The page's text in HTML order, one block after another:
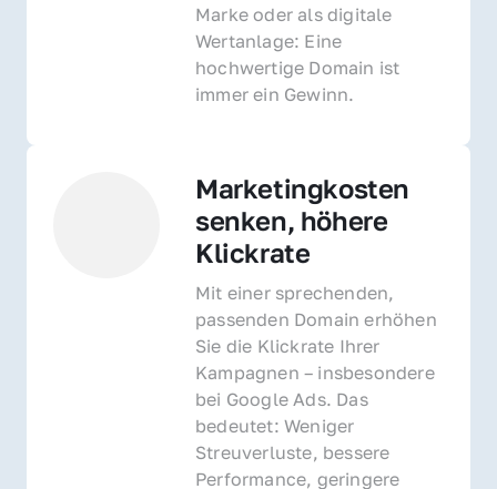
Marke oder als digitale
Wertanlage: Eine
hochwertige Domain ist
immer ein Gewinn.
Marketingkosten
senken, höhere
Klickrate
Mit einer sprechenden,
passenden Domain erhöhen
Sie die Klickrate Ihrer
Kampagnen – insbesondere
bei Google Ads. Das
bedeutet: Weniger
Streuverluste, bessere
Performance, geringere